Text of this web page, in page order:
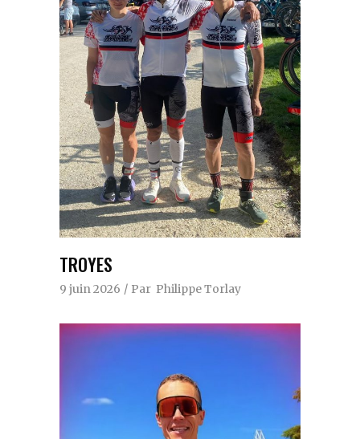
TROYES
9 juin 2026 Par Philippe Torlay